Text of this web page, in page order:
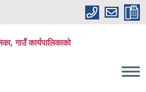
गाउँ कार्यपालिकाको